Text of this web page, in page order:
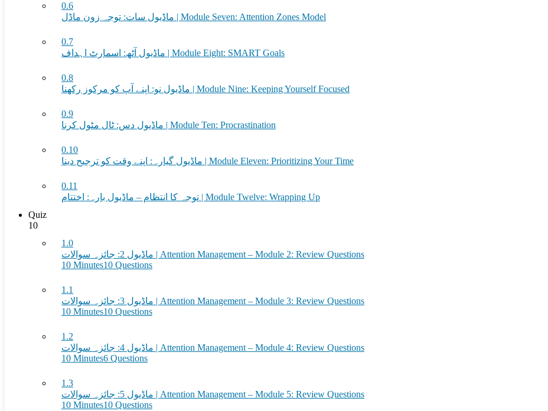
0.6
ماڈیول سات: توجہ زون ماڈل | Module Seven: Attention Zones Model
0.7
ماڈیول آٹھ: اسمارٹ اہداف | Module Eight: SMART Goals
0.8
ماڈیول نو: اپنے آپ کو مرکوز رکھنا | Module Nine: Keeping Yourself Focused
0.9
ماڈیول دس: ٹال مٹول کرنا | Module Ten: Procrastination
0.10
ماڈیول گیارہ: اپنے وقت کو ترجیح دینا | Module Eleven: Prioritizing Your Time
0.11
توجہ کا انتظام – ماڈیول بارہ: اختتام | Module Twelve: Wrapping Up
Quiz
10
1.0
ماڈیول 2: جائزہ سوالات | Attention Management – Module 2: Review Questions
10 Minutes10 Questions
1.1
ماڈیول 3: جائزہ سوالات | Attention Management – Module 3: Review Questions
10 Minutes10 Questions
1.2
ماڈیول 4: جائزہ سوالات | Attention Management – Module 4: Review Questions
10 Minutes6 Questions
1.3
ماڈیول 5: جائزہ سوالات | Attention Management – Module 5: Review Questions
10 Minutes10 Questions